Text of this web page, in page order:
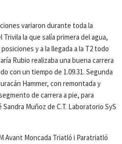
variaron durante toda la
la que salía primera del agua,
y a la llegada a la T2 todo
Rubio realizaba una buena carrera
con un tiempo de 1.09.31. Segunda
Hammer, con remontada y
de carrera a pie, para
Muñoz de C.T. Laboratorio SyS
Avant Moncada Triatló i Paratriatló